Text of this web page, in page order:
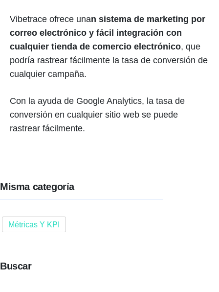
Vibetrace ofrece unan sistema de marketing por
correo electrónico y fácil integración con
cualquier tienda de comercio electrónico, que
podría rastrear fácilmente la tasa de conversión de
cualquier campaña.
Con la ayuda de Google Analytics, la tasa de
conversión en cualquier sitio web se puede
rastrear fácilmente.
Misma categoría
Métricas Y KPI
Buscar